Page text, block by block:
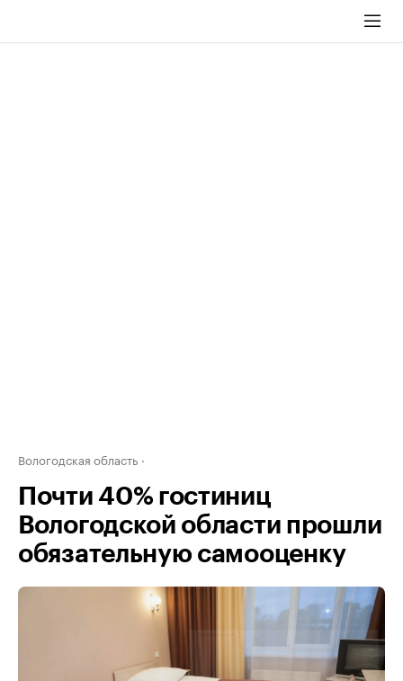
Вологодская область
Почти 40% гостиниц
Вологодской области прошли
обязательную самооценку